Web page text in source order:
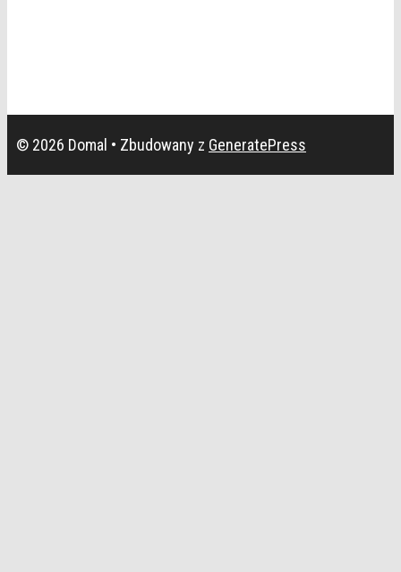
© 2026 Domal • Zbudowany z GeneratePress